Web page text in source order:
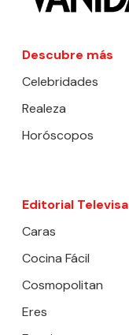
Descubre más
Celebridades
Realeza
Horóscopos
Editorial Televisa
Caras
Cocina Fácil
Cosmopolitan
Eres